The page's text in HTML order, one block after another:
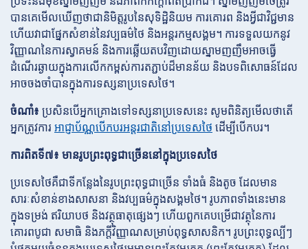
បានគេមើលឃើញថាជានិមិត្តរូបនៃសុទិដ្ឋិនិយម ការគោរព និងអ្វីជាវិជ្ជមាន
ហើយវាជាផ្នែកសំខាន់នៃវប្បធម៌ថៃ និងអន្តរកម្មសង្គម។ ការទទួលយកនូវ
វិញ្ញាណនៃការស្វាគមន៍ និងការឆ្លើយតបវិញដោយស្នាមញញឹមអាចធ្វើ
ដំណើរឆ្ងាយក្នុងការលើកកម្ពស់ការតភ្ជាប់ដ៏មានន័យ និងបទពិសោធន៍ដែល
អាចចងចាំបានក្នុងការទស្សនាប្រទេសថៃ។
ចំណាំ៖ ប្រសិនបើអ្នកគ្រោងទៅទស្សនាប្រទេសនេះ សូមពិនិត្យមើលថាតើ
អ្នកត្រូវការ អាជ្ញាប័ណ្ណបើកបរអន្តរជាតិនៅប្រទេសថៃ ដើម្បីបើកបរ។
ការពិតទី៧៖ មានរូបព្រះពុទ្ធជាច្រើននៅក្នុងប្រទេសថៃ
ប្រទេសថៃគឺជាទីកន្លែងនៃរូបព្រះពុទ្ធជាច្រើន ទាំងធំ និងតូច ដែលមាន
សារៈសំខាន់ខាងសាសនា និងវប្បធម៌ក្នុងសង្គមថៃ។ រូបភាពទាំងនេះមាន
ក្នុងទម្រង់ ឥរិយាបថ និងវត្ថុធាតុផ្សេងៗ ហើយពួកគេបម្រើជាវត្ថុនៃការ
គោរពបូជា សមាធិ និងភក្តីវិញ្ញាណសម្រាប់ពុទ្ធសាសនិក។ រូបព្រះពុទ្ធល្បីៗ